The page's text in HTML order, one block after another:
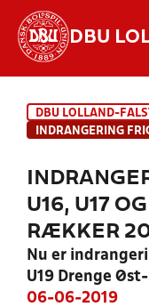
DBU
DBU LOLLAND-
U16, U17
RÆKKER
Nu er
U19 Drenge
06-06-2019